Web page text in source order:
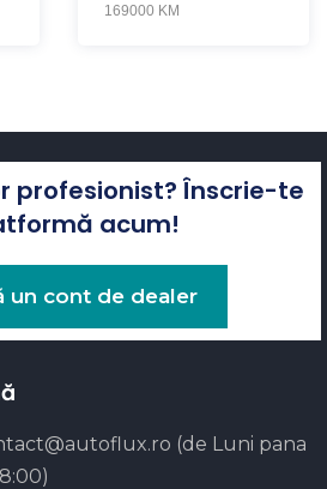
169000 KM
profesionist? Înscrie-te
acum!
un cont de dealer
(de Luni pana